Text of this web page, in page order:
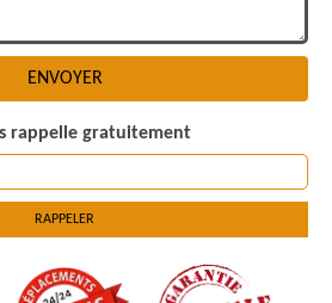
rappelle gratuitement